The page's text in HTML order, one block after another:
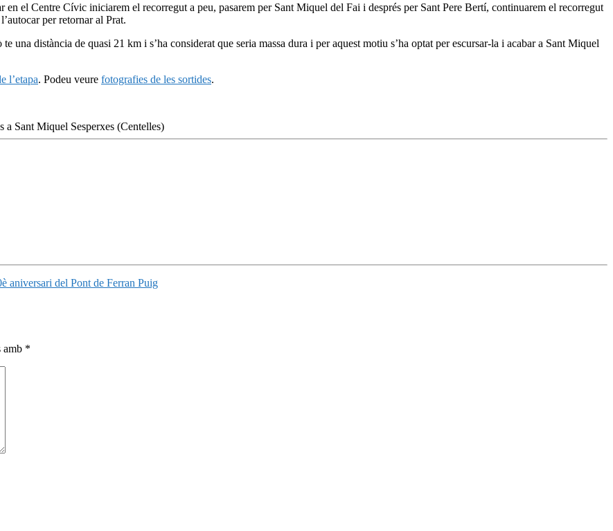
en el Centre Cívic iniciarem el recorregut a peu, pasarem per Sant Miquel del Fai i després per Sant Pere Bertí, continuarem el recorregut
per retornar al Prat.
una distància de quasi 21 km i s’ha considerat que seria massa dura i per aquest motiu s’ha optat per escursar-la i acabar a Sant Miquel
l’etapa. Podeu veure fotografies de les sortides.
a Sant Miquel Sesperxes (Centelles)
aniversari del Pont de Ferran Puig
amb *